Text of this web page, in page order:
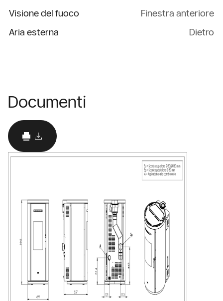
Visione del fuoco
Finestra anteriore
Aria esterna
Dietro
Documenti